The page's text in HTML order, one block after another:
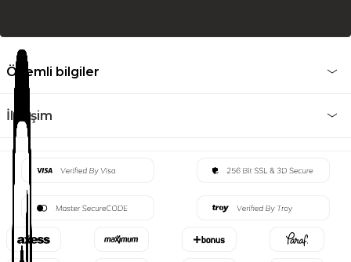
Önemli bilgiler
İletişim